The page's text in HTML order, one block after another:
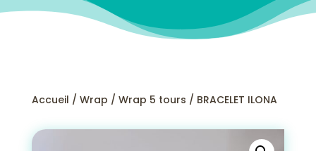
Accueil / Wrap / Wrap 5 tours / BRACELET ILONA